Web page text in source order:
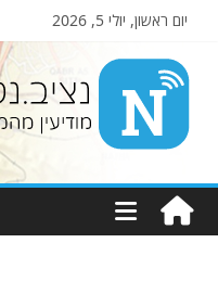
יום ראשון, יולי 5, 2026
Nziv.net
מודיעין
מהמקורות